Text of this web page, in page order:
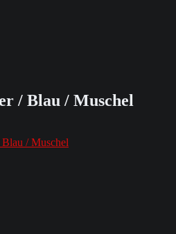
/ Blau / Muschel
Blau / Muschel